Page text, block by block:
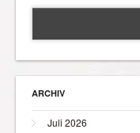
ARCHIV
Juli 2026